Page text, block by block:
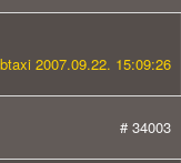
2007.09.22. 15:09:26
# 34003